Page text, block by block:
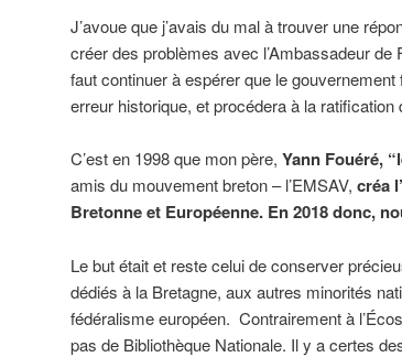
J’avoue que j’avais du mal à trouver une
créer des problèmes avec l’Ambassadeur
faut continuer à espérer que le
erreur historique, et procédera à la ratification
C’est en 1998 que mon père, Yann Fouéré,
amis du mouvement breton – l’EMSAV, créa
Bretonne et Européenne. En 2018 donc,
Le but était et reste celui de conserver
dédiés à la Bretagne, aux autres minorités
fédéralisme européen. Contrairement à
pas de Bibliothèque Nationale. Il y a certes